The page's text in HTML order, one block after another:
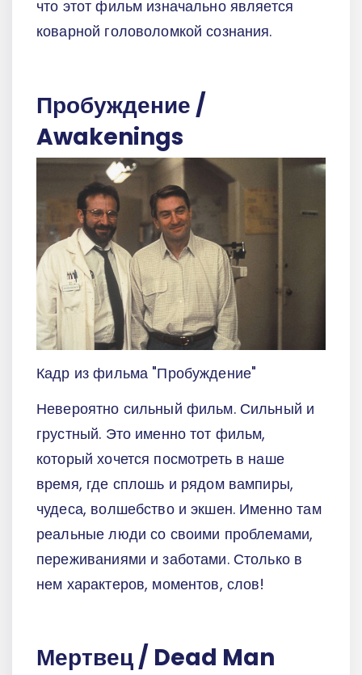
что этот фильм изначально является
коварной головоломкой сознания.
Пробуждение /
Awakenings
Кадр из фильма "Пробуждение"
Невероятно сильный фильм. Сильный и
грустный. Это именно тот фильм,
который хочется посмотреть в наше
время, где сплошь и рядом вампиры,
чудеса, волшебство и экшен. Именно там
реальные люди со своими проблемами,
переживаниями и заботами. Столько в
нем характеров, моментов, слов!
Мертвец / Dead Man